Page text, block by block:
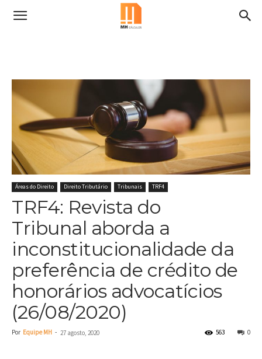
Áreas do Direito Direito Tributário Tribunais TRF4
TRF4: Revista do
Tribunal aborda a
inconstitucionalidade da
preferência de crédito de
honorários advocatícios
(26/08/2020)
Por Equipe MH - 27 agosto, 2020 0
563